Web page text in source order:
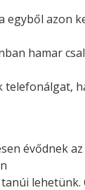
egyből azon
hamar
évődnek
lehetünk.